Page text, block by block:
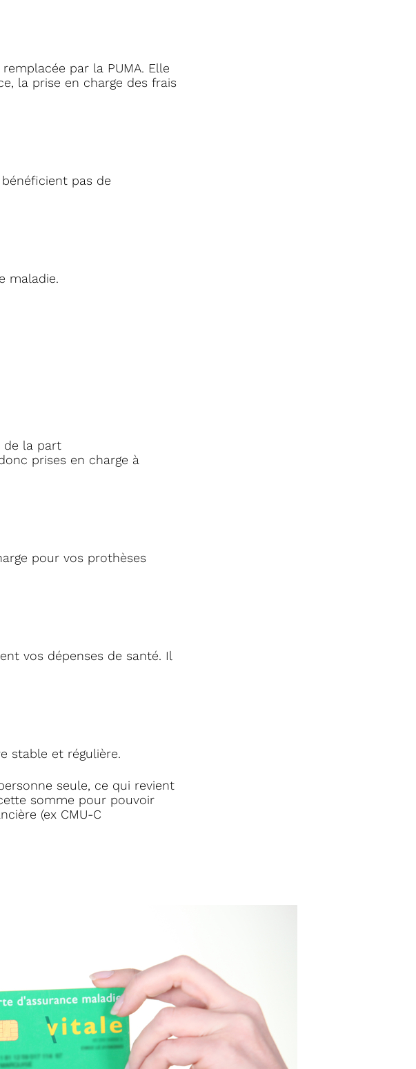
par la PUMA. Elle
la prise en charge des frais
pas de
maladie.
de la part
prises en charge à
pour vos prothèses
vos dépenses de santé. Il
stable et régulière.
seule, ce qui revient
somme pour pouvoir
(ex CMU-C